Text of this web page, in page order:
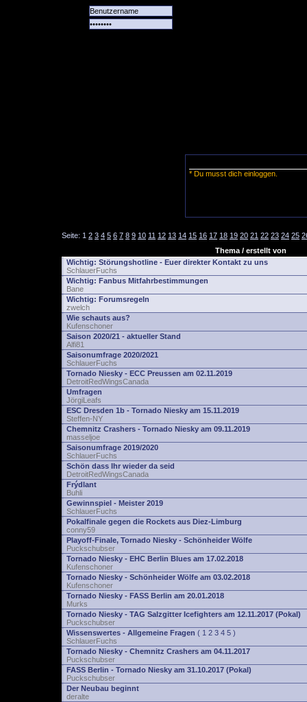
* Du musst dich einloggen.
Seite: 1 2 3 4 5 6 7 8 9 10 11 12 13 14 15 16 17 18 19 20 21 22 23 24 25
Thema / erstellt von
Wichtig: Störungshotline - Euer direkter Kontakt zu uns
SchlauerFuchs
Wichtig: Fanbus Mitfahrbestimmungen
Bane
Wichtig: Forumsregeln
zwelch
Wie schauts aus?
Kufenschoner
Saison 2020/21 - aktueller Stand
Alfi81
Saisonumfrage 2020/2021
SchlauerFuchs
Tornado Niesky - ECC Preussen am 02.11.2019
DetroitRedWingsCanada
Umfragen
JörgiLeafs
ESC Dresden 1b - Tornado Niesky am 15.11.2019
Steffen-NY
Chemnitz Crashers - Tornado Niesky am 09.11.2019
masseljoe
Saisonumfrage 2019/2020
SchlauerFuchs
Schön dass Ihr wieder da seid
DetroitRedWingsCanada
Frýdlant
Buhli
Gewinnspiel - Meister 2019
SchlauerFuchs
Pokalfinale gegen die Rockets aus Diez-Limburg
conny59
Playoff-Finale, Tornado Niesky - Schönheider Wölfe
Puckschubser
Tornado Niesky - EHC Berlin Blues am 17.02.2018
Kufenschoner
Tornado Niesky - Schönheider Wölfe am 03.02.2018
Kufenschoner
Tornado Niesky - FASS Berlin am 20.01.2018
Murks
Tornado Niesky - TAG Salzgitter Icefighters am 12.11.2017 (Pokal)
Puckschubser
Wissenswertes - Allgemeine Fragen ( 1 2 3 4 5 )
SchlauerFuchs
Tornado Niesky - Chemnitz Crashers am 04.11.2017
Puckschubser
FASS Berlin - Tornado Niesky am 31.10.2017 (Pokal)
Puckschubser
Der Neubau beginnt
deralte